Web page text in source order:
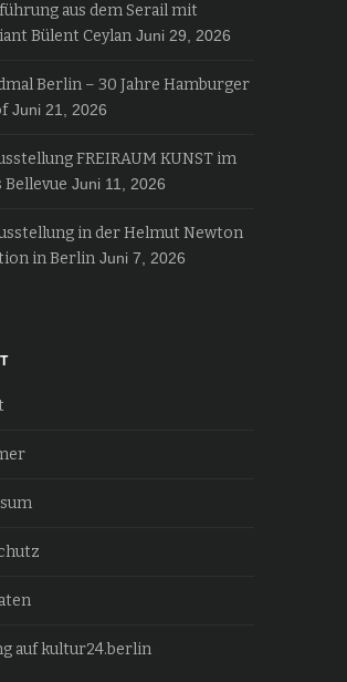
aus dem Serail mit
Bülent Ceylan Juni 29, 2026
Berlin – 30 Jahre Hamburger
Juni 21, 2026
FREIRAUM KUNST im
Bellevue Juni 11, 2026
in der Helmut Newton
in Berlin Juni 7, 2026
auf kultur24.berlin